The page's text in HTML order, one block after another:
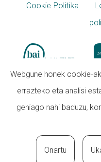
Cookie Politika
Webgune honek cookie-
errazteko eta analisi
gehiago nahi baduzu,
Onartu